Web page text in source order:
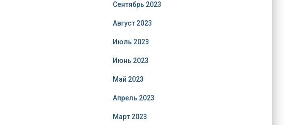
Сентябрь 2023
Август 2023
Июль 2023
Июнь 2023
Май 2023
Апрель 2023
Март 2023